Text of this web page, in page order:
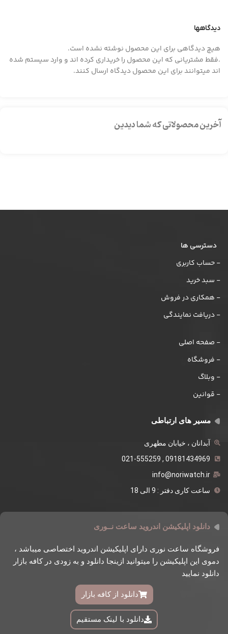
دیدگاهها
هیچ دیدگاهی برای این محصول نوشته نشده است.
.فقط مشتریانی که این محصول را خریداری کرده اند و وارد سیستم شده
اند میتوانند برای این محصول دیدگاه ارسال کنند.
آخرین محصولاتی که شما دیدین
دسترسی ها
- حساب کاربری
- سبد خرید
- همکاری در فروش
- دریافت نمایندگی
- صفحه اصلی
- فروشگاه
- وبلاگ
- قوانین
مسیر های ارتباطی
آبدانان ، خیابان مطهری
09181434969 , 021-555259
info@noriwatch.ir
ساعت کاری دفتر : 9 الی 18
دانلود اپلیکیشن اندروید ساعت نــوری
فروشگاه ساعت نوری دارای اپلیکیشن اندروید اختصاصی میباشد ،
دموی این اپلیکیشن را میتوانید ازینجا دانلود و به زودی در کافه بازار
دانلود نمایید
دانلود از کافه بازار
دانلود با لینک مستقیم